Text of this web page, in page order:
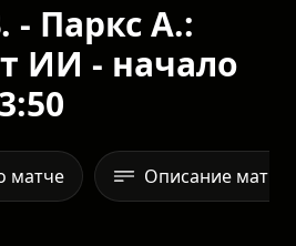
- Паркс А.:
ИИ - начало
матче Описание матча